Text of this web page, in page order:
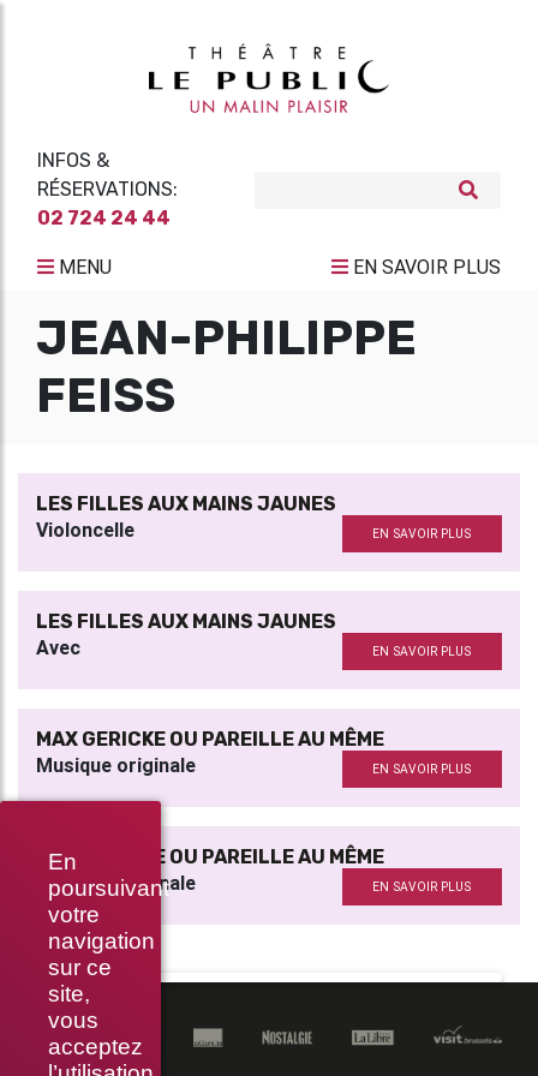
En
poursuivant
votre
navigation
sur ce
site,
vous
acceptez
INFOS &
RÉSERVATIONS:
02 724 24 44
MENU EN SAVOIR PLUS
JEAN-PHILIPPE
FEISS
LES FILLES AUX MAINS JAUNES
Violoncelle EN SAVOIR PLUS
LES FILLES AUX MAINS JAUNES
Avec EN SAVOIR PLUS
MAX GERICKE OU PAREILLE AU MÊME
Musique originale EN SAVOIR PLUS
MAX GERICKE OU PAREILLE AU MÊME
Musique originale EN SAVOIR PLUS